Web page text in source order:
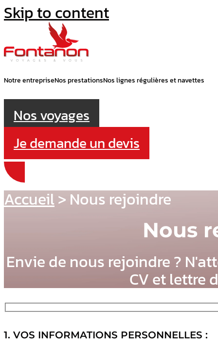
Skip to content
Notre entrepriseNos prestationsNos lignes régulières et navettes
Nos voyages
Je demande un devis
Accueil> Nous rejoindre
Nous
Envie de nous rejoindre ?
CV et lettre
1. VOS INFORMATIONS PERSONNELLES :